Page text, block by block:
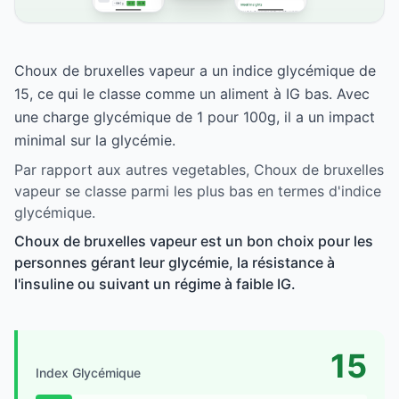
Choux de bruxelles vapeur a un indice glycémique de
15, ce qui le classe comme un aliment à IG bas. Avec
une charge glycémique de 1 pour 100g, il a un impact
minimal sur la glycémie.
Par rapport aux autres vegetables, Choux de bruxelles
vapeur se classe parmi les plus bas en termes d'indice
glycémique.
Choux de bruxelles vapeur est un bon choix pour les
personnes gérant leur glycémie, la résistance à
l'insuline ou suivant un régime à faible IG.
Index Glycémique 15